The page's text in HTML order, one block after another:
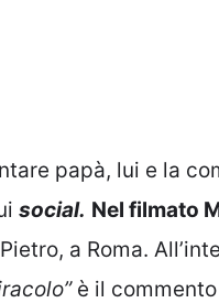
papà, lui e la
social. Nel filmato
a Roma.
è il